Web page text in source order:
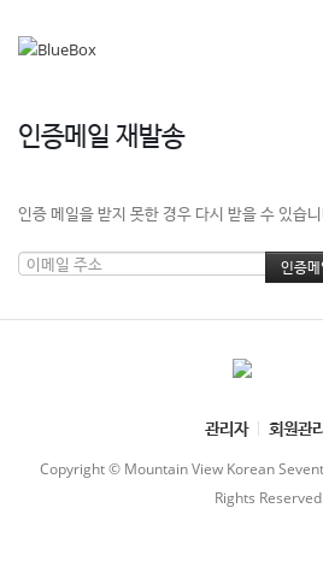
인증메일 재발송
인증 메일을 받지 못한 경우 다시 받을 수 있습
관리자 회원관
Copyright © Mountain View Korean
Rights Reserved.